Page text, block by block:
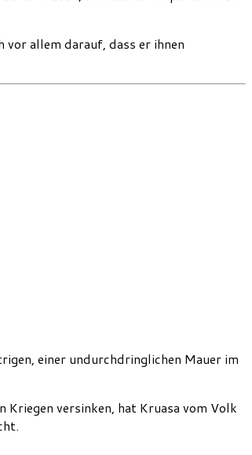
allem darauf, dass er ihnen
einer undurchdringlichen Mauer im
versinken, hat Kruasa vom Volk